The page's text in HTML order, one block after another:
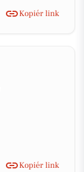
Kopiér link
Kopiér link